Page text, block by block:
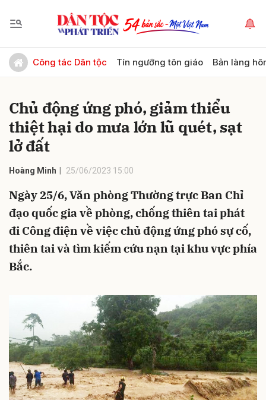
Công tác Dân tộc Tín ngưỡng tôn giáo Bản làng
Chủ động ứng phó, giảm thiểu
thiệt hại do mưa lớn lũ quét, sạt
lở đất
Hoàng Minh 25/06/2023 15:00
Ngày 25/6, Văn phòng Thường trực Ban Chỉ
đạo quốc gia về phòng, chống thiên tai phát
đi Công điện về việc chủ động ứng phó sự cố,
thiên tai và tìm kiếm cứu nạn tại khu vực phía
Bắc.
Gửi bình luận